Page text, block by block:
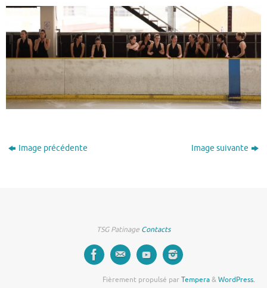
Image précédente Image suivante
TSG Patinage Contacts
Fièrement propulsé parTempera&WordPress.